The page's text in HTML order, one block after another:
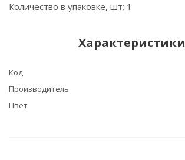
Количество в упаковке, шт: 1
Характеристики
Код
Производитель
Цвет